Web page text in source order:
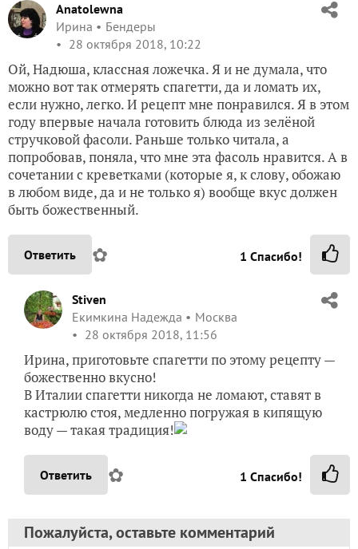
Anatolewna
Ирина
Бендеры
28 октября 2018, 10:22
Ой, Надюша, классная ложечка. Я и не думала, что
можно вот так отмерять спагетти, да и ломать их,
если нужно, легко. И рецепт мне понравился. Я в этом
году впервые начала готовить блюда из зелёной
стручковой фасоли. Раньше только читала, а
попробовав, поняла, что мне эта фасоль нравится. А в
сочетании с креветками (которые я, к слову, обожаю
в любом виде, да и не только я) вообще вкус должен
быть божественный.
Ответить ✿ 1 Спасибо!
Stiven
Екимкина Надежда
Москва
28 октября 2018, 11:56
Ирина, приготовьте спагетти по этому рецепту —
божественно вкусно!
В Италии спагетти никогда не ломают, ставят в
кастрюлю стоя, медленно погружая в кипящую
воду — такая традиция!
Ответить ✿ 1 Спасибо!
Пожалуйста, оставьте комментарий